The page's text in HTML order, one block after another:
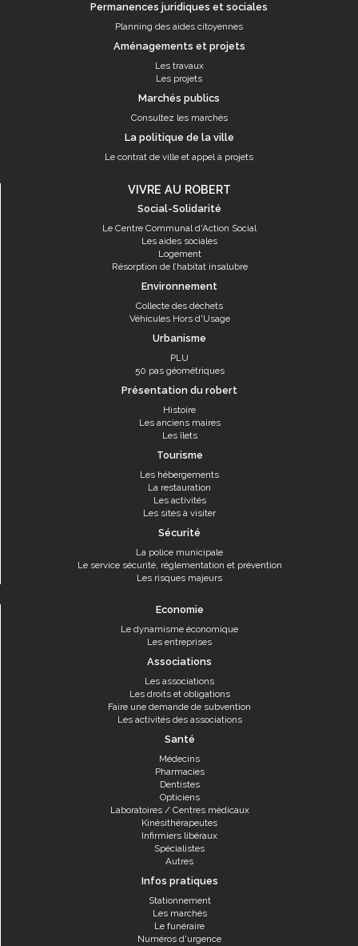
Permanences juridiques et sociales
Planning des aides citoyennes
Aménagements et projets
Les travaux
Les projets
Marchés publics
Consultez les marchés
La politique de la ville
Le contrat de ville et appel à projets
VIVRE AU ROBERT
Social-Solidarité
Le Centre Communal d'Action Social
Les aides sociales
Logement
Résorption de l’habitat insalubre
Environnement
Collecte des déchets
Véhicules Hors d'Usage
Urbanisme
PLU
50 pas géométriques
Présentation du robert
Histoire
Les anciens maires
Les îlets
Tourisme
Les hébergements
La restauration
Les activités
Les sites à visiter
Sécurité
La police municipale
Le service sécurité, réglementation et prévention
Les risques majeurs
Economie
Le dynamisme économique
Les entreprises
Associations
Les associations
Les droits et obligations
Faire une demande de subvention
Les activités des associations
Santé
Médecins
Pharmacies
Dentistes
Opticiens
Laboratoires / Centres médicaux
Kinésithérapeutes
Infirmiers libéraux
Spécialistes
Autres
Infos pratiques
Stationnement
Les marchés
Le funéraire
Numéros d'urgence